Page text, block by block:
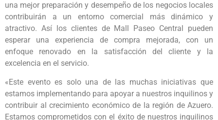
una mejor preparación y desempeño de los negocios locales
contribuirán a un entorno comercial más dinámico y
atractivo. Así los clientes de Mall Paseo Central pueden
esperar una experiencia de compra mejorada, con un
enfoque renovado en la satisfacción del cliente y la
excelencia en el servicio.
«Este evento es solo una de las muchas iniciativas que
estamos implementando para apoyar a nuestros inquilinos y
contribuir al crecimiento económico de la región de Azuero.
Estamos comprometidos con el éxito de nuestros inquilinos